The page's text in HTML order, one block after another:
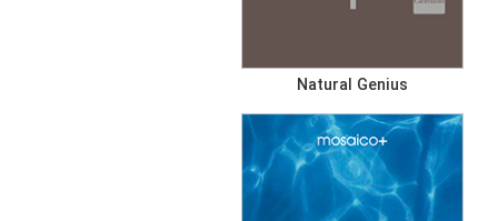
Natural Genius